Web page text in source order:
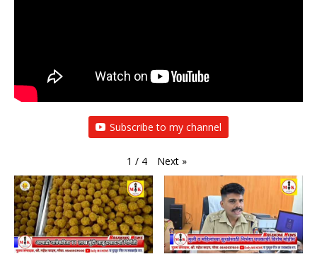
Subscribe to my channel
1 / 4 Next »